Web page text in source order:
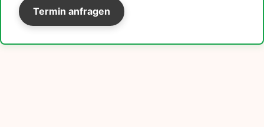
Termin anfragen